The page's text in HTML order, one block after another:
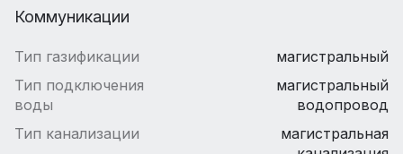
Коммуникации
Тип газификации
магистральный
Тип подключения
воды
магистральный
водопровод
Тип канализации
магистральная